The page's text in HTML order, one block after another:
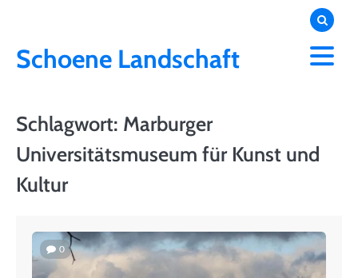
contentSchoene Landschaft
Schlagwort: Marburger
Universitätsmuseum für Kunst und
Kultur
0